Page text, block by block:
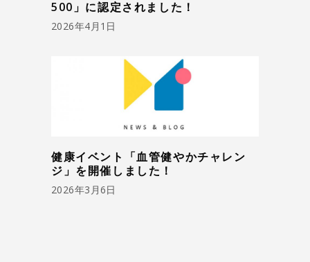
500」に認定されました！
2026年4月1日
健康イベント「血管健やかチャレン
ジ」を開催しました！
2026年3月6日